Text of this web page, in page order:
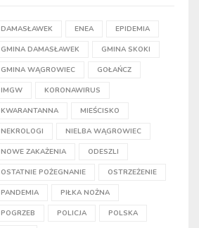
DAMASŁAWEK ENEA EPIDEMIA
GMINA DAMASŁAWEK GMINA SKOKI
GMINA WĄGROWIEC GOŁAŃCZ
IMGW KORONAWIRUS
KWARANTANNA MIEŚCISKO
NEKROLOGI NIELBA WĄGROWIEC
NOWE ZAKAŻENIA ODESZLI
OSTATNIE POŻEGNANIE OSTRZEŻENIE
PANDEMIA PIŁKA NOŻNA
POGRZEB POLICJA POLSKA